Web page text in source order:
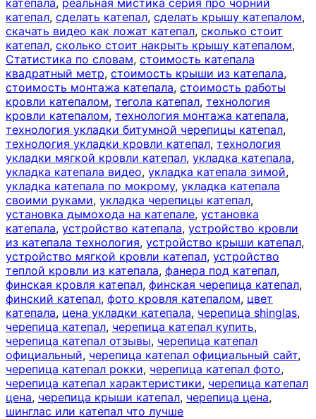
катепал, сделать катепал, сделать крышу катепалом,
скачать видео как ложат катепал, сколько стоит
катепал, сколько стоит накрыть крышу катепалом,
Статистика по словам, стоимость катепала
квадратный метр, стоимость крыши из катепала,
стоимость монтажа катепала, стоимость работы
кровли катепалом, тегола катепал, технология
кровли катепалом, технология монтажа катепала,
технология укладки битумной черепицы катепал,
технология укладки кровли катепал, технология
укладки мягкой кровли катепал, укладка катепала,
укладка катепала видео, укладка катепала зимой,
укладка катепала по мокрому, укладка катепала
своими руками, укладка черепицы катепал,
установка дымохода на катепале, установка
катепала, устройство катепала, устройство кровли
из катепала технология, устройство крыши катепал,
устройство мягкой кровли катепал, устройство
теплой кровли из катепала, фанера под катепал,
финская кровля катепал, финская черепица катепал,
финский катепал, фото кровля катепалом, цвет
катепала, цена укладки катепала, черепица shinglas,
черепица катепал, черепица катепал купить,
черепица катепал отзывы, черепица катепал
официальный, черепица катепал официальный сайт,
черепица катепал рокки, черепица катепал фото,
черепица катепал характеристики, черепица катепал
цена, черепица крыши катепал, черепица цена,
шинглас или катепал что лучше